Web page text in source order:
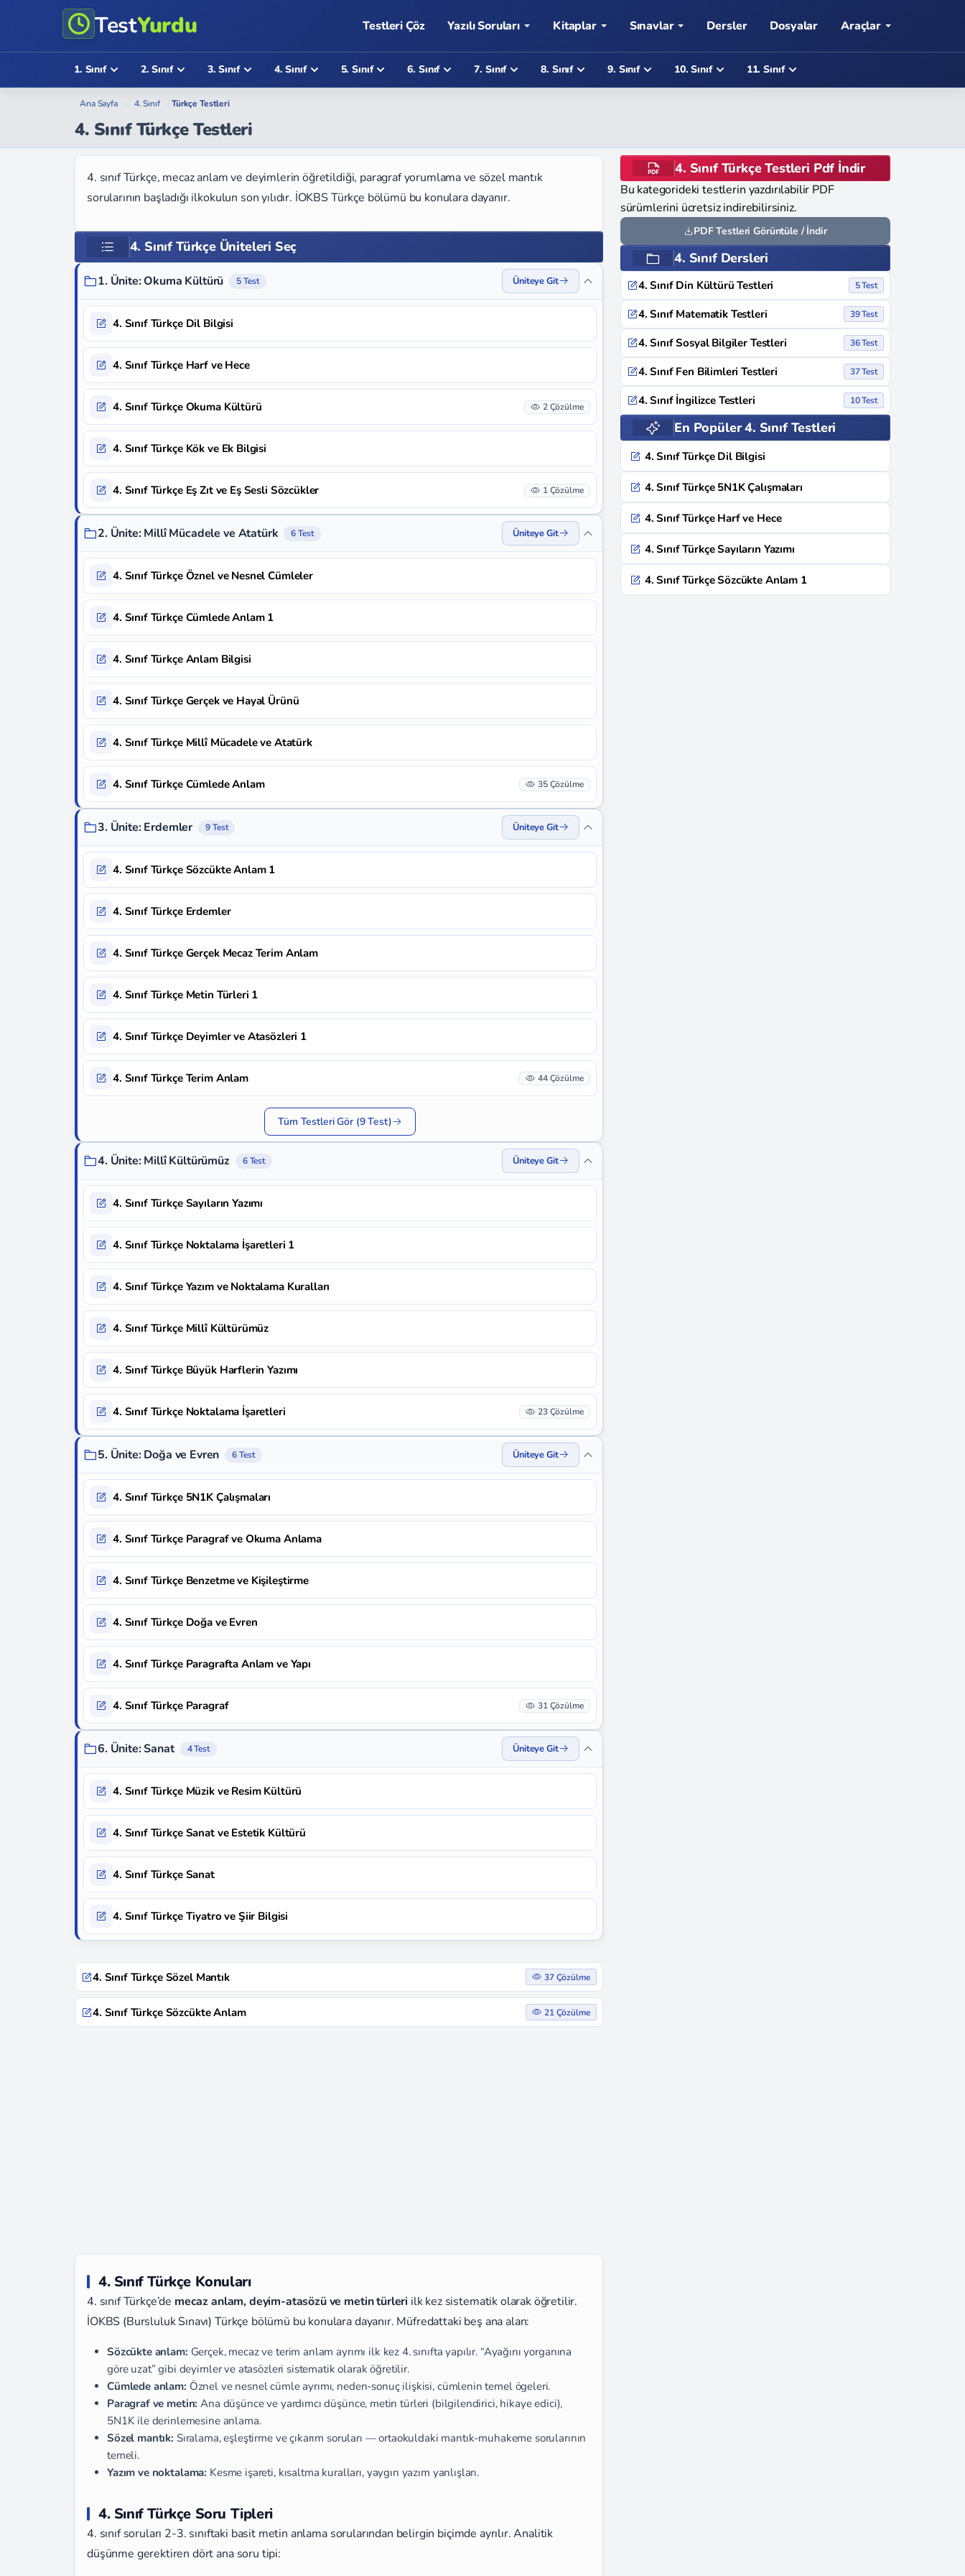
TestYurdu Testleri Çöz Yazılı Soruları Kitaplar Sınavlar Dersler Dosyalar Araçlar
1. Sınıf 2. Sınıf 3. Sınıf 4. Sınıf 5. Sınıf 6. Sınıf 7. Sınıf 8. Sınıf 9. Sınıf 10. Sınıf 11. Sınıf
Ana Sayfa › 4. Sınıf › Türkçe Testleri
4. Sınıf Türkçe Testleri
4. sınıf Türkçe, mecaz anlam ve deyimlerin öğretildiği, paragraf yorumlama ve sözel mantık
sorularının başladığı ilkokulun son yılıdır. İOKBS Türkçe bölümü bu konulara dayanır.
4. Sınıf Türkçe Üniteleri Seç
1. Ünite: Okuma Kültürü 5 Test Üniteye Git
4. Sınıf Türkçe Dil Bilgisi
4. Sınıf Türkçe Harf ve Hece
4. Sınıf Türkçe Okuma Kültürü 2 Çözülme
4. Sınıf Türkçe Kök ve Ek Bilgisi
4. Sınıf Türkçe Eş Zıt ve Eş Sesli Sözcükler 1 Çözülme
2. Ünite: Millî Mücadele ve Atatürk 6 Test Üniteye Git
4. Sınıf Türkçe Öznel ve Nesnel Cümleler
4. Sınıf Türkçe Cümlede Anlam 1
4. Sınıf Türkçe Anlam Bilgisi
4. Sınıf Türkçe Gerçek ve Hayal Ürünü
4. Sınıf Türkçe Millî Mücadele ve Atatürk
4. Sınıf Türkçe Cümlede Anlam 35 Çözülme
3. Ünite: Erdemler 9 Test Üniteye Git
4. Sınıf Türkçe Sözcükte Anlam 1
4. Sınıf Türkçe Erdemler
4. Sınıf Türkçe Gerçek Mecaz Terim Anlam
4. Sınıf Türkçe Metin Türleri 1
4. Sınıf Türkçe Deyimler ve Atasözleri 1
4. Sınıf Türkçe Terim Anlam 44 Çözülme
Tüm Testleri Gör (9 Test)
4. Ünite: Millî Kültürümüz 6 Test Üniteye Git
4. Sınıf Türkçe Sayıların Yazımı
4. Sınıf Türkçe Noktalama İşaretleri 1
4. Sınıf Türkçe Yazım ve Noktalama Kuralları
4. Sınıf Türkçe Millî Kültürümüz
4. Sınıf Türkçe Büyük Harflerin Yazımı
4. Sınıf Türkçe Noktalama İşaretleri 23 Çözülme
5. Ünite: Doğa ve Evren 6 Test Üniteye Git
4. Sınıf Türkçe 5N1K Çalışmaları
4. Sınıf Türkçe Paragraf ve Okuma Anlama
4. Sınıf Türkçe Benzetme ve Kişileştirme
4. Sınıf Türkçe Doğa ve Evren
4. Sınıf Türkçe Paragrafta Anlam ve Yapı
4. Sınıf Türkçe Paragraf 31 Çözülme
6. Ünite: Sanat 4 Test Üniteye Git
4. Sınıf Türkçe Müzik ve Resim Kültürü
4. Sınıf Türkçe Sanat ve Estetik Kültürü
4. Sınıf Türkçe Sanat
4. Sınıf Türkçe Tiyatro ve Şiir Bilgisi
4. Sınıf Türkçe Sözel Mantık 37 Çözülme
4. Sınıf Türkçe Sözcükte Anlam 21 Çözülme
4. Sınıf Türkçe Konuları
4. sınıf Türkçe’de mecaz anlam, deyim-atasözü ve metin türleri ilk kez sistematik olarak öğretilir.
İOKBS (Bursluluk Sınavı) Türkçe bölümü bu konulara dayanır. Müfredattaki beş ana alan:
Sözcükte anlam: Gerçek, mecaz ve terim anlam ayrımı ilk kez 4. sınıfta yapılır. “Ayağını yorganına
göre uzat” gibi deyimler ve atasözleri sistematik olarak öğretilir.
Cümlede anlam: Öznel ve nesnel cümle ayrımı, neden-sonuç ilişkisi, cümlenin temel ögeleri.
Paragraf ve metin: Ana düşünce ve yardımcı düşünce, metin türleri (bilgilendirici, hikaye edici),
5N1K ile derinlemesine anlama.
Sözel mantık: Sıralama, eşleştirme ve çıkarım soruları — ortaokuldaki mantık-muhakeme sorularının
temeli.
Yazım ve noktalama: Kesme işareti, kısaltma kuralları, yaygın yazım yanlışları.
4. Sınıf Türkçe Soru Tipleri
4. sınıf soruları 2-3. sınıftaki basit metin anlama sorularından belirgin biçimde ayrılır. Analitik
düşünme gerektiren dört ana soru tipi:
4. Sınıf Türkçe Testleri Pdf İndir
Bu kategorideki testlerin yazdırılabilir PDF
sürümlerini ücretsiz indirebilirsiniz.
PDF Testleri Görüntüle / İndir
4. Sınıf Dersleri
4. Sınıf Din Kültürü Testleri 5 Test
4. Sınıf Matematik Testleri 39 Test
4. Sınıf Sosyal Bilgiler Testleri 36 Test
4. Sınıf Fen Bilimleri Testleri 37 Test
4. Sınıf İngilizce Testleri 10 Test
En Popüler 4. Sınıf Testleri
4. Sınıf Türkçe Dil Bilgisi
4. Sınıf Türkçe 5N1K Çalışmaları
4. Sınıf Türkçe Harf ve Hece
4. Sınıf Türkçe Sayıların Yazımı
4. Sınıf Türkçe Sözcükte Anlam 1